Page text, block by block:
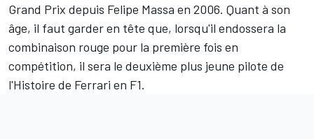
Grand Prix depuis Felipe Massa en 2006. Quant à son
âge, il faut garder en tête que, lorsqu'il endossera la
combinaison rouge pour la première fois en
compétition, il sera le deuxième plus jeune pilote de
l'Histoire de Ferrari en F1.